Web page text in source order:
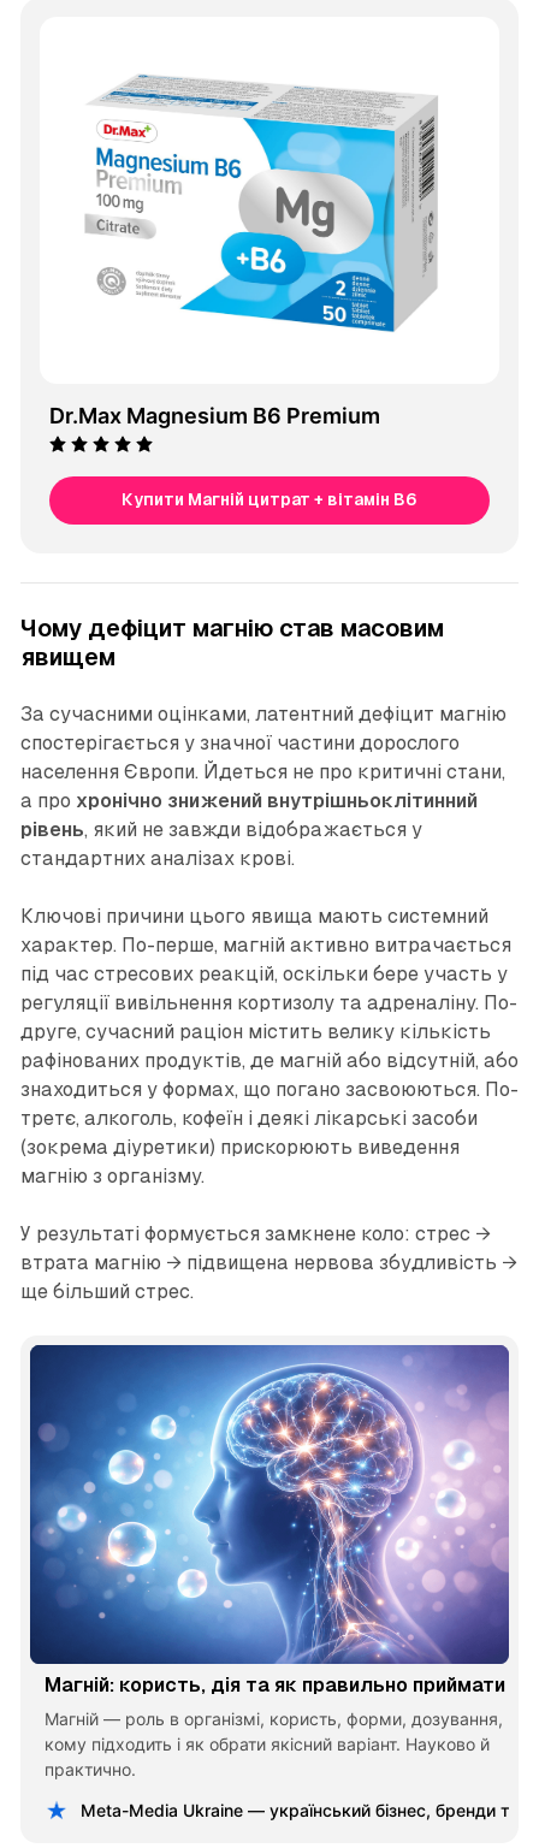
Dr.Max Magnesium B6 Premium
Купити Магній цитрат + вітамін B6
Чому дефіцит магнію став масовим
явищем
За сучасними оцінками, латентний дефіцит магнію
спостерігається у значної частини дорослого
населення Європи. Йдеться не про критичні стани,
а про хронічно знижений внутрішньоклітинний
рівень, який не завжди відображається у
стандартних аналізах крові.
Ключові причини цього явища мають системний
характер. По-перше, магній активно витрачається
під час стресових реакцій, оскільки бере участь у
регуляції вивільнення кортизолу та адреналіну. По-
друге, сучасний раціон містить велику кількість
рафінованих продуктів, де магній або відсутній, або
знаходиться у формах, що погано засвоюються. По-
третє, алкоголь, кофеїн і деякі лікарські засоби
(зокрема діуретики) прискорюють виведення
магнію з організму.
У результаті формується замкнене коло: стрес →
втрата магнію → підвищена нервова збудливість →
ще більший стрес.
Магній: користь, дія та як правильно приймати
Магній — роль в організмі, користь, форми, дозування,
кому підходить і як обрати якісний варіант. Науково й
практично.
Meta-Media Ukraine — український бізнес, бренди та